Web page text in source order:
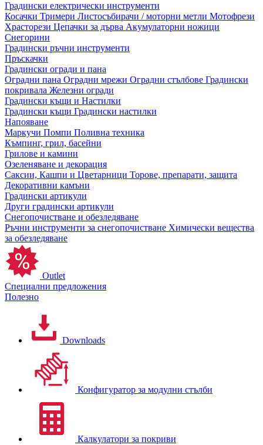
Градински електрически инструменти
Косачки Тримери Листосъбирачи / моторни метли Мотофрези
Храсторези Цепачки за дърва Акумулаторни ножици
Снегорини
Градински ръчни инструменти
Пръскачки
Градински огради и пана
Оградни пана Оградни мрежи Оградни стълбове Градински
покривала Железни огради
Градински къщи и Настилки
Градински къщи Градински настилки
Напояване
Маркучи Помпи Поливна техника
Къмпинг, грил, басейни
Грилове и камини
Озеленяване и декорация
Саксии, Кашпи и Цветарници Торове, препарати, защита
Декоративни камъни
Градински артикули
Други градински артикули
Снегопочистване и обезледяване
Ръчни инструменти за снегопочистване Химически вещества
за обезледяване
Outlet
Специални предложения
Полезно
Downloads
Конфигуратор за модулни стълби
Калкулатори за покриви